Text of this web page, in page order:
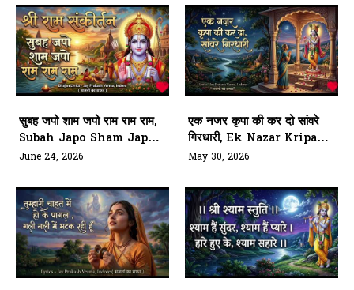
सुबह जपो शाम जपो राम राम राम,
Subah Japo Sham Japo
Ram Ram Ram
June 24, 2026
एक नजर कृपा की कर दो सांवरे
गिरधारी, Ek Nazar Kripa
Ki Dar Do Sanwre
May 30, 2026